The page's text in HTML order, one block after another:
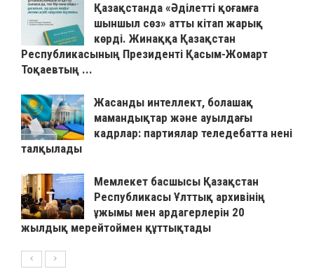
Қазақстанда «Әділетті қоғамға
шыншыл сөз» атты кітап жарық
көрді. Жинаққа Қазақстан
Республикасының Президенті Қасым-Жомарт
Тоқаевтың ...
Жасанды интеллект, болашақ
мамандықтар және ауылдағы
кадрлар: партиялар теледебатта нені
талқылады
Мемлекет басшысы Қазақстан
Республикасы Ұлттық архивінің
ұжымы мен ардагерлерін 20
жылдық мерейтоймен құттықтады